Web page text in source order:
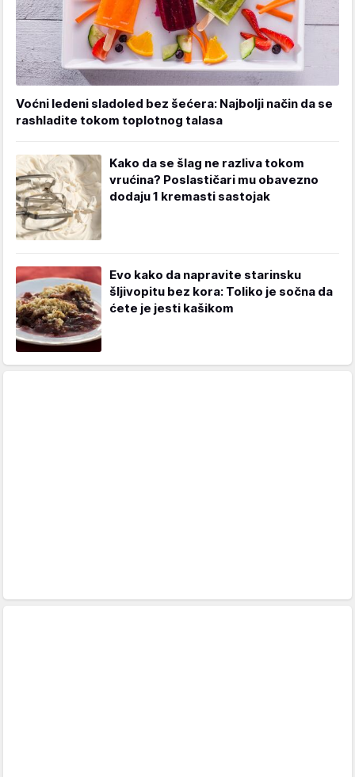
Voćni ledeni sladoled bez šećera: Najbolji način da se
rashladite tokom toplotnog talasa
Kako da se šlag ne razliva tokom
vrućina? Poslastičari mu obavezno
dodaju 1 kremasti sastojak
Evo kako da napravite starinsku
šljivopitu bez kora: Toliko je sočna da
ćete je jesti kašikom